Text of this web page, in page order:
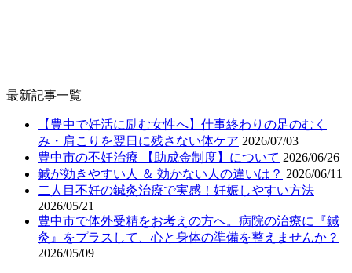
最新記事一覧
【豊中で妊活に励む女性へ】仕事終わりの足のむく
み・肩こりを翌日に残さない体ケア 2026/07/03
豊中市の不妊治療 【助成金制度】について 2026/06/26
鍼が効きやすい人 ＆ 効かない人の違いは？ 2026/06/11
二人目不妊の鍼灸治療で実感！妊娠しやすい方法
2026/05/21
豊中市で体外受精をお考えの方へ。病院の治療に『鍼
灸』をプラスして、心と身体の準備を整えませんか？
2026/05/09